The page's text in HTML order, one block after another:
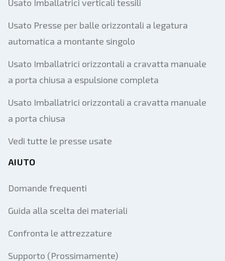
Usato Imballatrici verticali tessili
Usato Presse per balle orizzontali a legatura
automatica a montante singolo
Usato Imballatrici orizzontali a cravatta manuale
a porta chiusa a espulsione completa
Usato Imballatrici orizzontali a cravatta manuale
a porta chiusa
Vedi tutte le presse usate
AIUTO
Domande frequenti
Guida alla scelta dei materiali
Confronta le attrezzature
Supporto (Prossimamente)